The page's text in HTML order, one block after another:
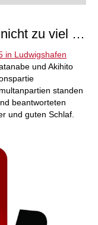
zu viel …
in Ludwigshafen
und Akihito
standen
beantworteten
und guten Schlaf.